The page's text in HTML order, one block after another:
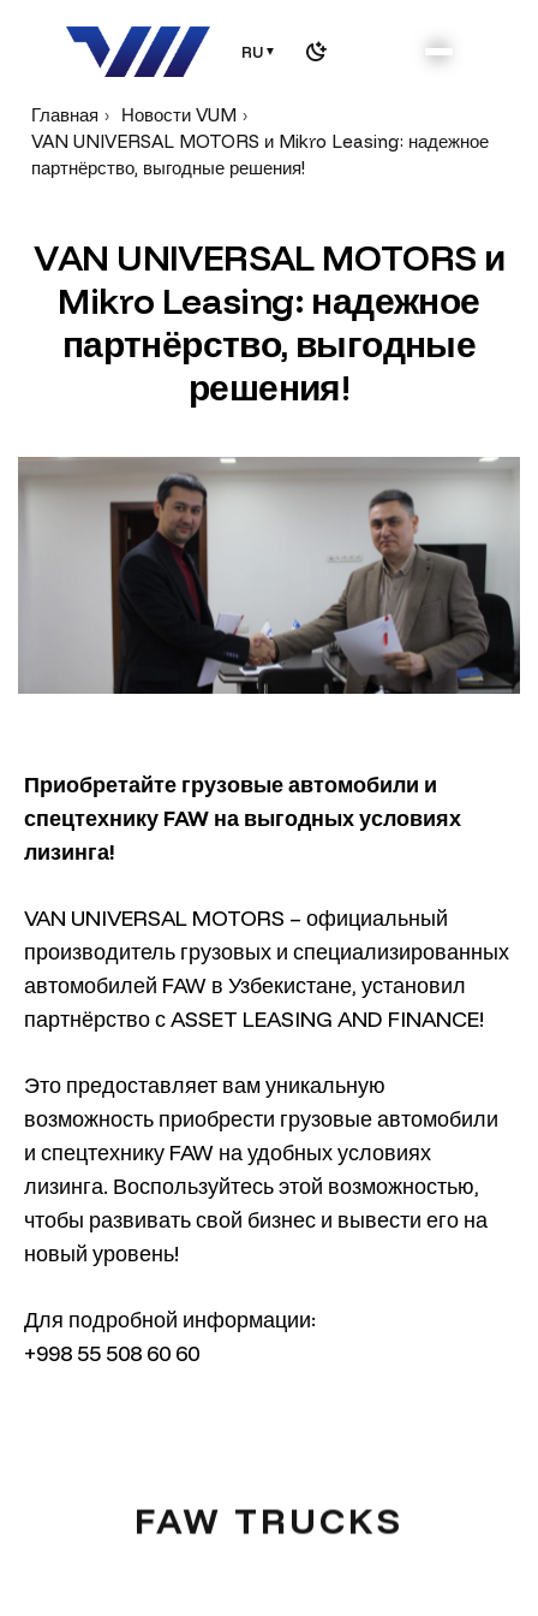
RU ▼
Главная
Новости VUM
VAN UNIVERSAL MOTORS и Mikro Leasing: надежное
партнёрство, выгодные решения!
VAN UNIVERSAL MOTORS и
Mikro Leasing: надежное
партнёрство, выгодные
решения!
Приобретайте грузовые автомобили и
спецтехнику FAW на выгодных условиях
лизинга!
VAN UNIVERSAL MOTORS – официальный
производитель грузовых и специализированных
автомобилей FAW в Узбекистане, установил
партнёрство с ASSET LEASING AND FINANCE!
Это предоставляет вам уникальную
возможность приобрести грузовые автомобили
и спецтехнику FAW на удобных условиях
лизинга. Воспользуйтесь этой возможностью,
чтобы развивать свой бизнес и вывести его на
новый уровень!
Для подробной информации:
+998 55 508 60 60
FAW TRUCKS